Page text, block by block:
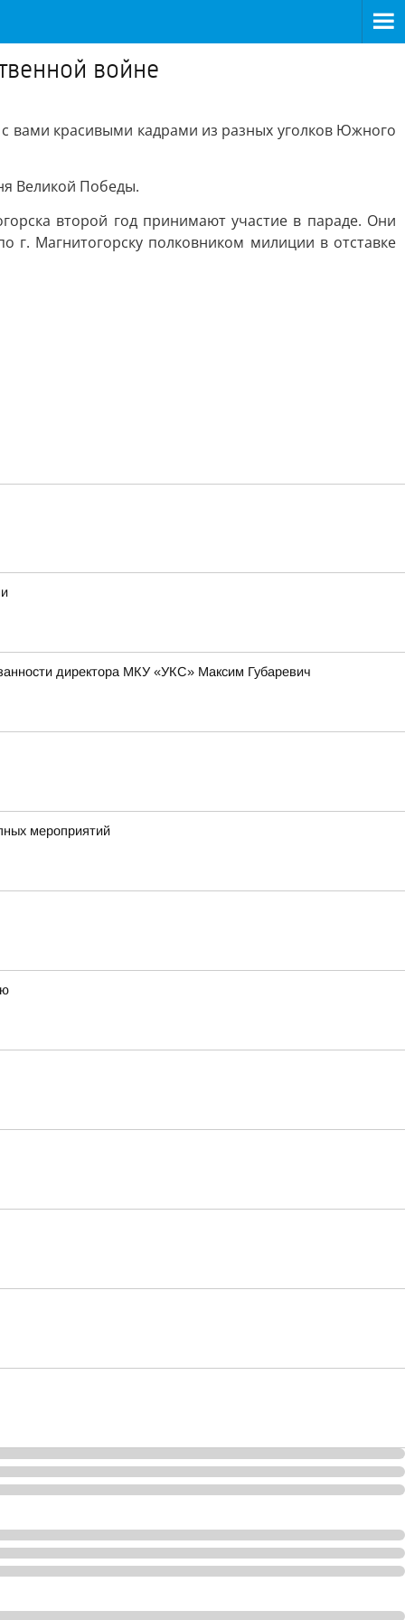
войне
вами красивыми кадрами из разных уголков Южного
Великой Победы.
второй год принимают участие в параде. Они
Магнитогорску полковником милиции в отставке
директора МКУ «УКС» Максим Губаревич
мероприятий